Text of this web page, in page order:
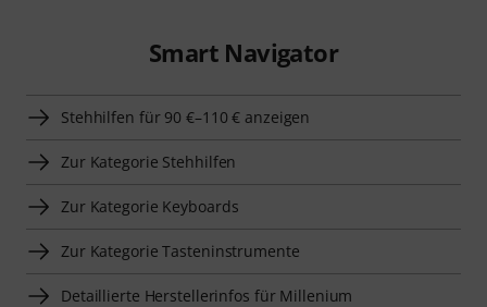
Smart Navigator
Stehhilfen für 90 €–110 € anzeigen
Zur Kategorie Stehhilfen
Zur Kategorie Keyboards
Zur Kategorie Tasteninstrumente
Detaillierte Herstellerinfos für Millenium